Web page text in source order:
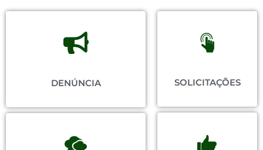
DENÚNCIA SOLICITAÇÕES